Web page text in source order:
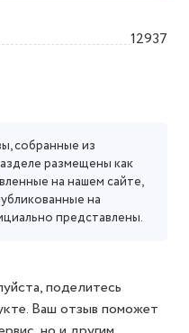
12937
собранные из
размещены как
на нашем сайте,
на
представлены.
поделитесь
Ваш отзыв поможет